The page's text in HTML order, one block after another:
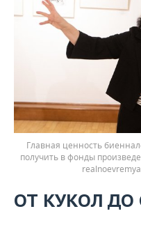
Главная ценность
получить в фонды
ОТ КУКОЛ ДО